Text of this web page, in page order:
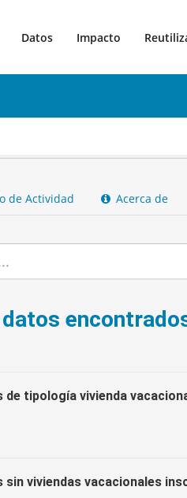
Datos Impacto
de Actividad Acerca de
tipología vivienda
viviendas vacacionales